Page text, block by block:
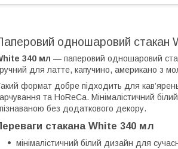
одношаровий стакан
340 мл — паперовий одношаровий
для латте, капучино, американо з
формат добре підходить для
та HoReCa. Мінімалістичний
без додаткового декору.
стакана White 340 мл
мінімалістичний білий дизайн для